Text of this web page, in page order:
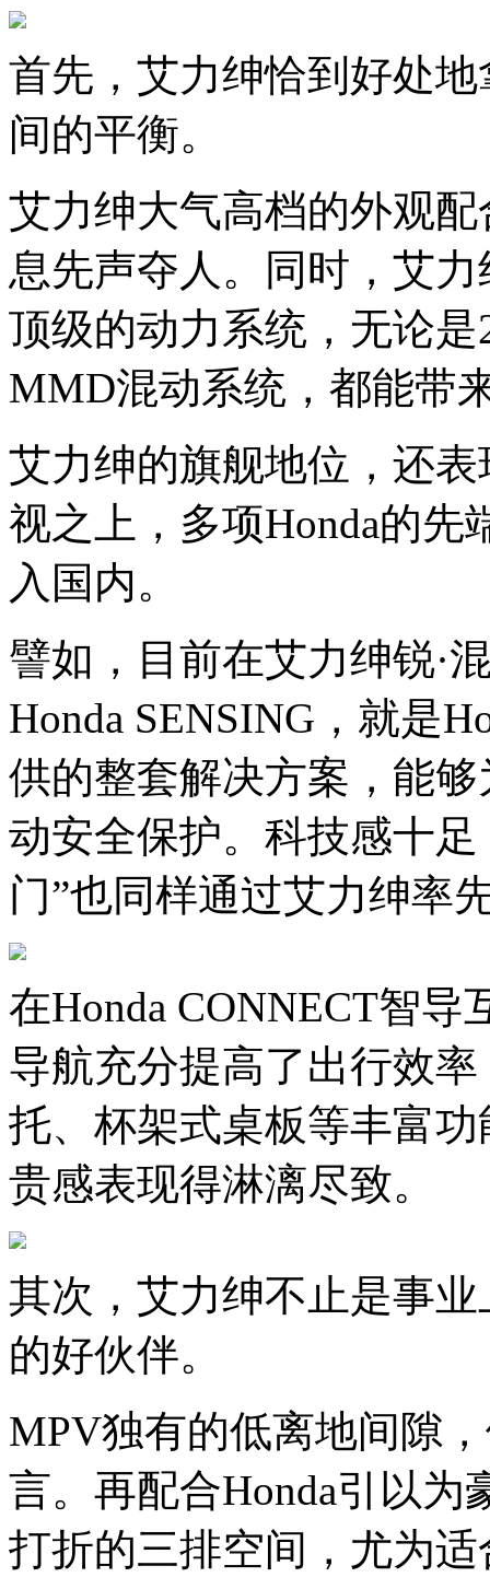
首先，艾力绅恰到好处
间的平衡。
艾力绅大气高档的外观
息先声夺人。同时，艾
顶级的动力系统，无论
MMD混动系统，都能带
艾力绅的旗舰地位，还
视之上，多项Honda的
入国内。
譬如，目前在艾力绅锐·
Honda SENSING，就是
供的整套解决方案，能
动安全保护。科技感十
门”也同样通过艾力绅率
在Honda CONNECT智
导航充分提高了出行效
托、杯架式桌板等丰富
贵感表现得淋漓尽致。
其次，艾力绅不止是事
的好伙伴。
MPV独有的低离地间隙
言。再配合Honda引以为
打折的三排空间，尤为